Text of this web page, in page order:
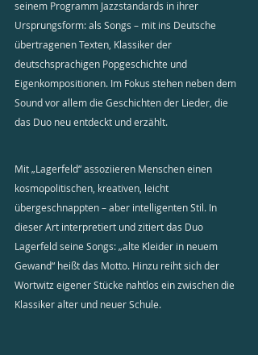
seinem Programm Jazzstandards in ihrer
Ursprungsform: als Songs – mit ins Deutsche
übertragenen Texten, Klassiker der
deutschsprachigen Popgeschichte und
Eigenkompositionen. Im Fokus stehen neben dem
Sound vor allem die Geschichten der Lieder, die
das Duo neu entdeckt und erzählt.
Mit „Lagerfeld“ assoziieren Menschen einen
kosmopolitischen, kreativen, leicht
übergeschnappten – aber intelligenten Stil. In
dieser Art interpretiert und zitiert das Duo
Lagerfeld seine Songs: „alte Kleider in neuem
Gewand“ heißt das Motto. Hinzu reiht sich der
Wortwitz eigener Stücke nahtlos ein zwischen die
Klassiker alter und neuer Schule.